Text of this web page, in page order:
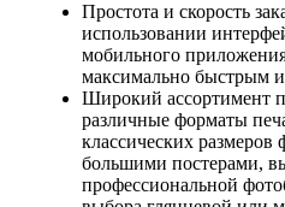
Простота и скорость
использовании
мобильного приложения
максимально быстрым
Широкий ассортимент
различные форматы
классических размеров
большими постерами,
профессиональной